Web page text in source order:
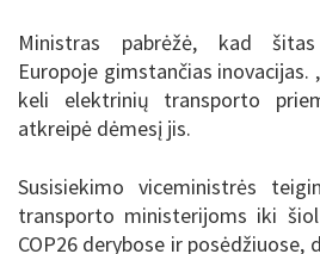
Ministras pabrėžė, kad
Europoje gimstančias inovacijas.
keli elektrinių transporto
atkreipė dėmesį jis.
Susisiekimo viceministrės
transporto ministerijoms iki šiol
COP26 derybose ir posėdžiuose,